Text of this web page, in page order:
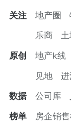
关注 地产圈
乐商
原创 地产k线
见地 进
数据 公司库
榜单 房企销